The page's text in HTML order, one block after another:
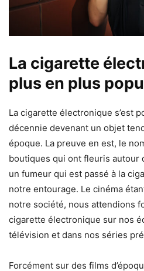
La cigarette
plus en plus
La cigarette électronique s’est
décennie devenant un objet
époque. La preuve en est, le
boutiques qui ont fleuris autour
un fumeur qui est passé à la
notre entourage. Le cinéma
notre société, nous attendions
cigarette électronique sur nos
télévision et dans nos séries
Forcément sur des films